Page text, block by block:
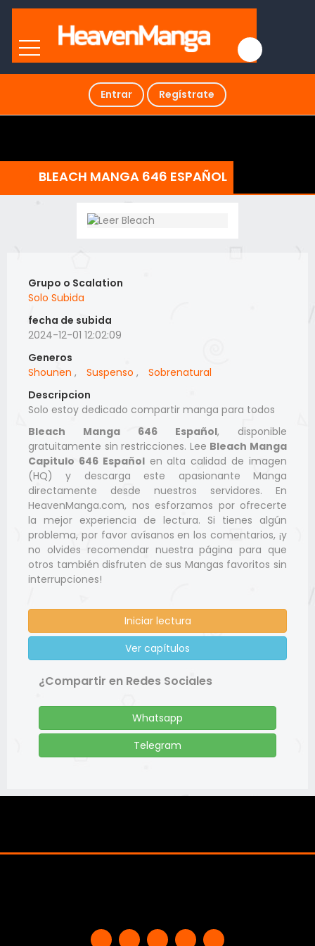
Entrar Regístrate
BLEACH MANGA 646 ESPAÑOL
Grupo o Scalation
Solo Subida
fecha de subida
2024-12-01 12:02:09
Generos
Shounen , Suspenso ,
Sobrenatural
Descripcion
Solo estoy dedicado compartir manga para todos
Bleach Manga 646 Español, disponible
gratuitamente sin restricciones. Lee Bleach Manga
Capitulo 646 Españolen alta calidad de imagen
(HQ) y descarga este apasionante Manga
directamente desde nuestros servidores. En
HeavenManga.com, nos esforzamos por ofrecerte
la mejor experiencia de lectura. Si tienes algún
problema, por favor avísanos en los comentarios, ¡y
no olvides recomendar nuestra página para que
otros también disfruten de sus Mangas favoritos sin
interrupciones!
Iniciar lectura
Ver capítulos
¿Compartir en Redes Sociales
Whatsapp
Telegram